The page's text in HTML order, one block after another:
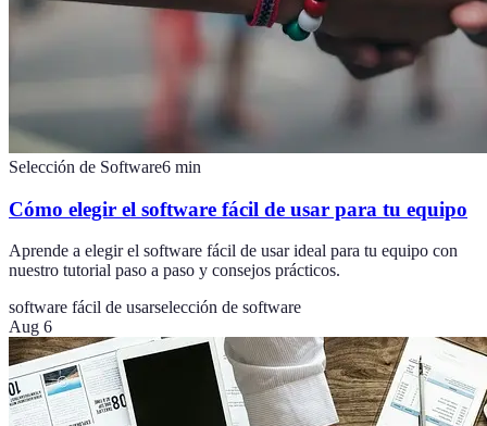
Selección de Software6 min
Cómo elegir el software fácil de usar para tu equipo
Aprende a elegir el software fácil de usar ideal para tu equipo con
nuestro tutorial paso a paso y consejos prácticos.
software fácil de usarselección de software
Aug 6